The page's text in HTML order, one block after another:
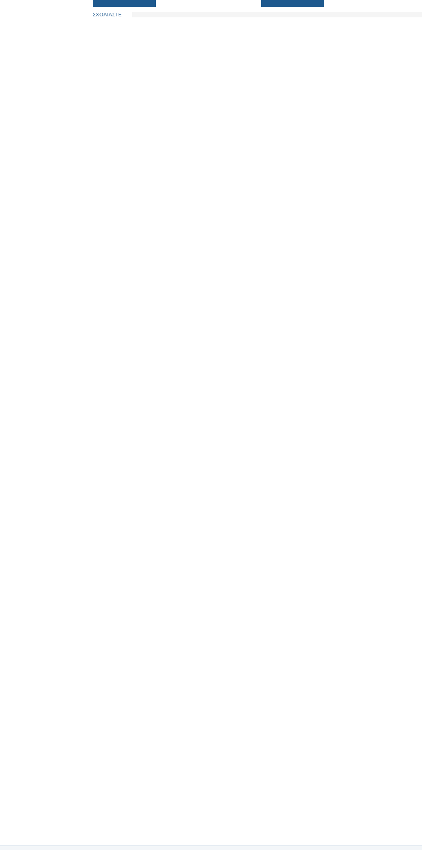
ΣΧΟΛΙΑΣΤΕ